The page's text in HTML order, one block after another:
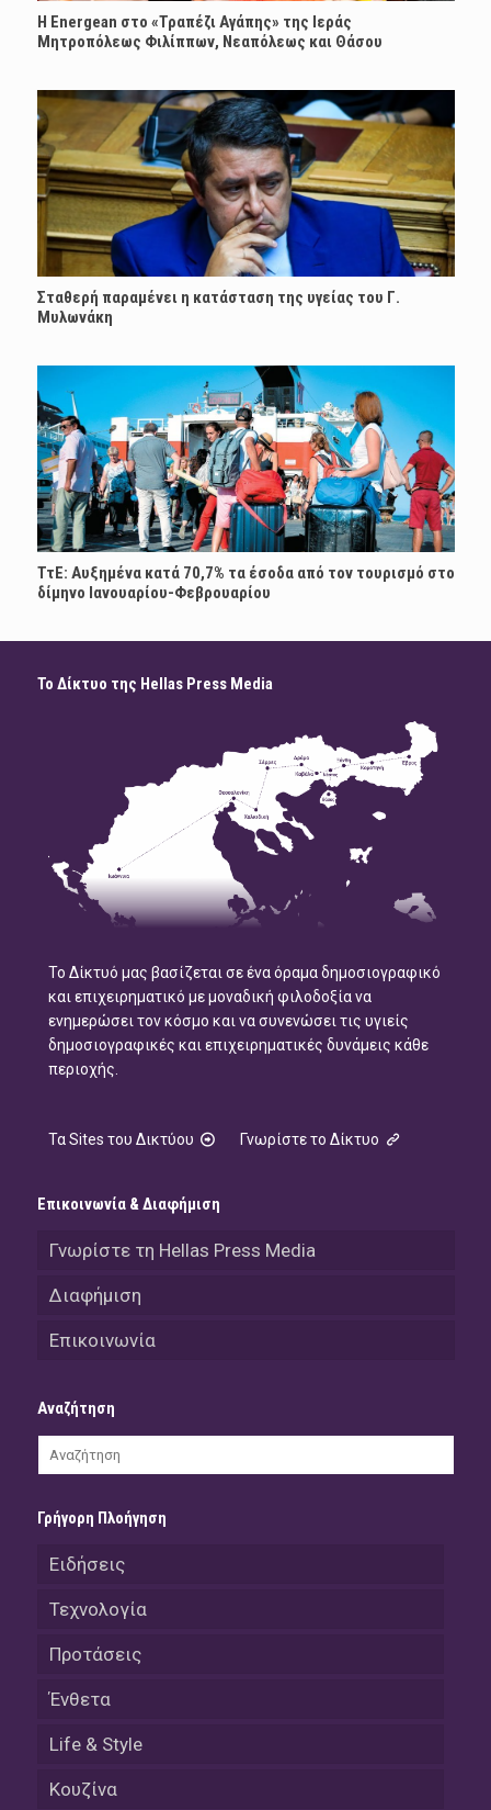
H Energean στο «Τραπέζι Αγάπης» της Ιεράς
Μητροπόλεως Φιλίππων, Νεαπόλεως και Θάσου
Σταθερή παραμένει η κατάσταση της υγείας του Γ.
Μυλωνάκη
ΤτΕ: Αυξημένα κατά 70,7% τα έσοδα από τον τουρισμό στο
δίμηνο Ιανουαρίου-Φεβρουαρίου
Το Δίκτυο της Hellas Press Media
Το Δίκτυό μας βασίζεται σε ένα όραμα δημοσιογραφικό
και επιχειρηματικό με μοναδική φιλοδοξία να
ενημερώσει τον κόσμο και να συνενώσει τις υγιείς
δημοσιογραφικές και επιχειρηματικές δυνάμεις κάθε
περιοχής.
Τα Sites του Δικτύου Γνωρίστε το Δίκτυο
Επικοινωνία & Διαφήμιση
Γνωρίστε τη Hellas Press Media
Διαφήμιση
Επικοινωνία
Αναζήτηση
Γρήγορη Πλοήγηση
Ειδήσεις
Τεχνολογία
Προτάσεις
Ένθετα
Life & Style
Κουζίνα